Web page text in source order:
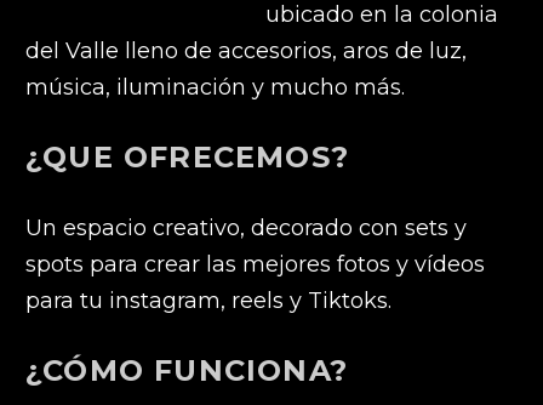
ubicado en la colonia
del Valle lleno de accesorios, aros de luz,
música, iluminación y mucho más.
¿QUE OFRECEMOS?
Un espacio creativo, decorado con sets y
spots para crear las mejores fotos y vídeos
para tu instagram, reels y Tiktoks.
¿CÓMO FUNCIONA?